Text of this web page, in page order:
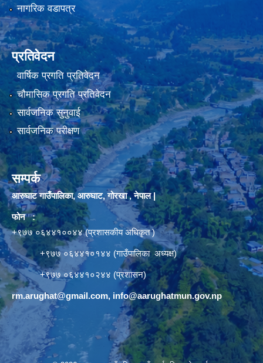
नागरिक वडापत्र
प्रतिवेदन
वार्षिक प्रगति प्रतिवेदन
चौमासिक प्रगति प्रतिवेदन
सार्वजनिक सुनुवाई
सार्वजनिक परीक्षण
सम्पर्क
आरुघाट गाउँपालिका, आरुघाट, गोरखा , नेपाल |
फोन :
+९७७ ०६४४१००४४ (प्रशासकीय अधिकृत )
+९७७ ०६४४१०१४४ (गाउँपालिका अध्यक्ष)
+९७७ ०६४४१०२४४ (प्रशासन)
rm.arughat@gmail.com, info@aarughatmun.gov.np